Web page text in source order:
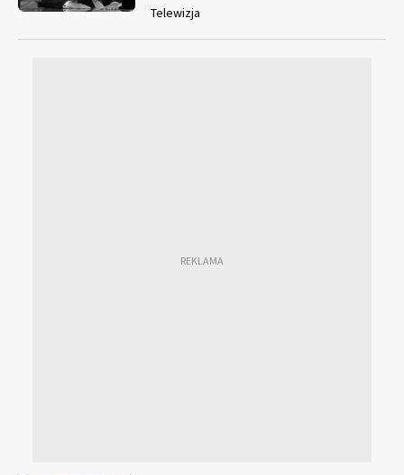
Telewizja